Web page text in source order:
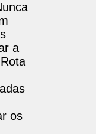
a
os